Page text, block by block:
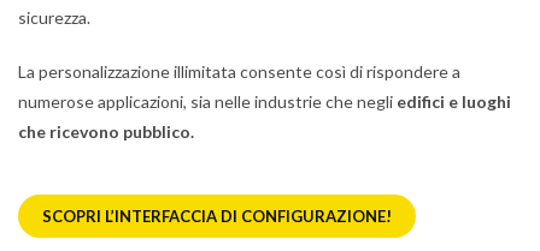
sicurezza.
La personalizzazione illimitata consente così di rispondere a
numerose applicazioni, sia nelle industrie che negli edifici e luoghi
che ricevono pubblico.
SCOPRI L’INTERFACCIA DI CONFIGURAZIONE!